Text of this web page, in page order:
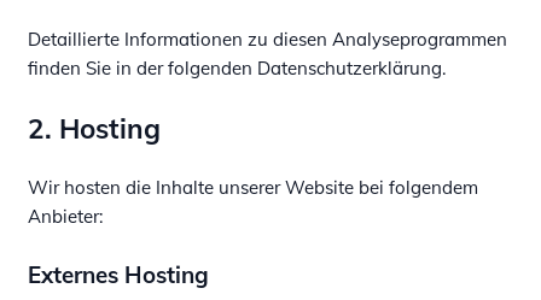
Detaillierte Informationen zu diesen Analyseprogrammen
finden Sie in der folgenden Datenschutzerklärung.
2. Hosting
Wir hosten die Inhalte unserer Website bei folgendem
Anbieter:
Externes Hosting